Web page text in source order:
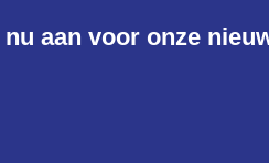
nu aan voor onze